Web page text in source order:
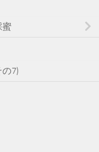
蜜
7)